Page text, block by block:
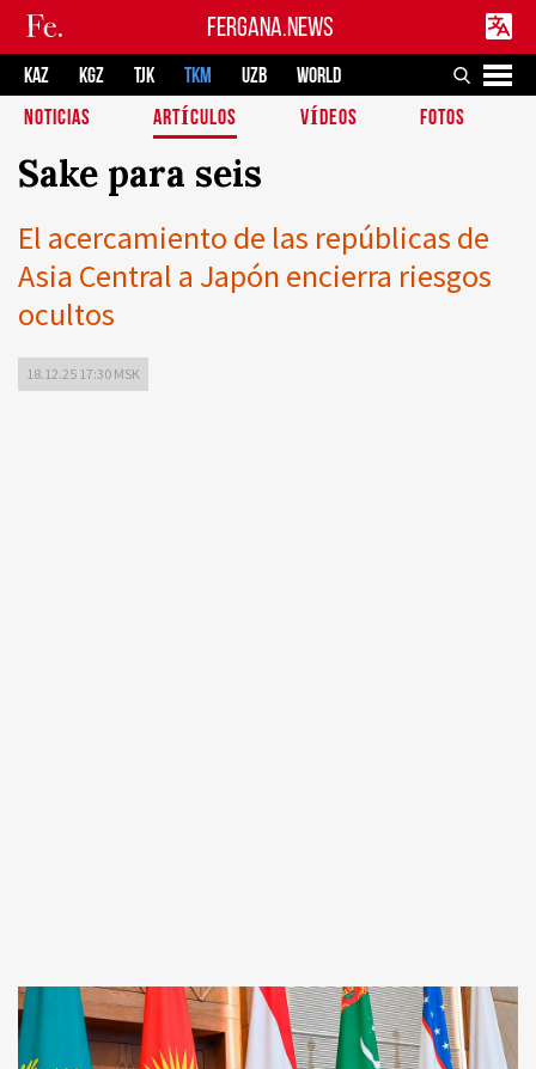
FERGANA.NEWS
KAZ KGZ TJK TKM UZB
WORLD
NOTICIAS
ARTÍCULOS VÍDEOS FOTOS
Sake para seis
El acercamiento de las repúblicas de
Asia Central a Japón encierra riesgos
ocultos
18.12.25 17:30 MSK